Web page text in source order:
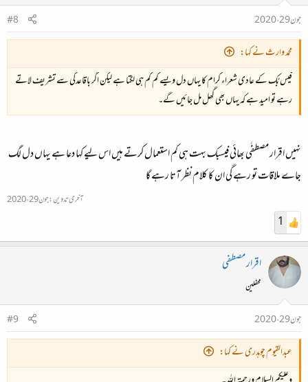
جون 29، 2020
#8
محمد وارث نے کہا:
فیس بُک کے عادی شعراء کرام کا یہاں دل ویسے کم کم ہی لگتا ہے لیکن اگر باقاعدگی سے تشریف لاتے
رہے تو امید ہے کہ یہاں بھی گھل مل جائیں گے۔
نہی‍ں اقرار مصطفٰی بھائی فیسبک بہت ہی کم استعمال کرتے ہیں اس لیے کہا دعا ہے یہاں دل لگ
جاے ملاقات تو رہے گی ان کا کلام نظر آتا رہے گا
آخری تدوین:جون 29، 2020
1
اقرار مصطفی
محفلین
جون 29، 2020
#9
عبدالقیوم چوہدری نے کہا: